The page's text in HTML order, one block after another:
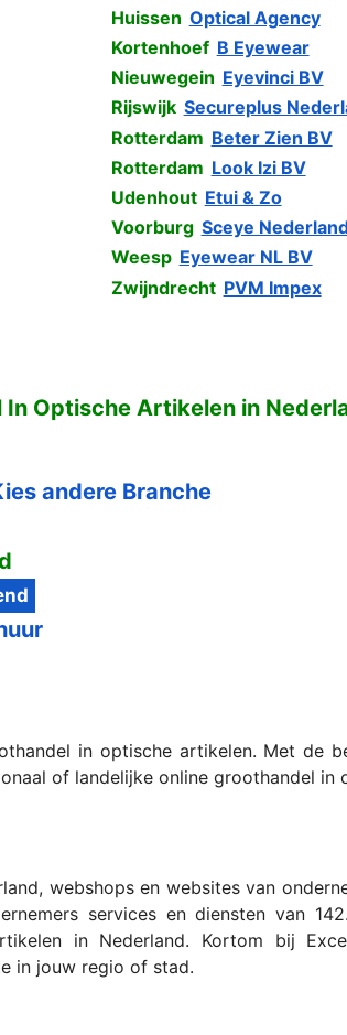
Huissen Optical Agency
Kortenhoef B Eyewear
Nieuwegein Eyevinci BV
Rijswijk Secureplus
Rotterdam Beter Zien BV
Rotterdam Look Izi BV
Udenhout Etui & Zo
Voorburg Sceye
Weesp Eyewear NL BV
Zwijndrecht PVM Impex
In Optische Artikelen in
andere Branche
in optische artikelen. Met de
of landelijke online groothandel in
webshops en websites van
services en diensten van
in Nederland. Kortom bij
in jouw regio of stad.